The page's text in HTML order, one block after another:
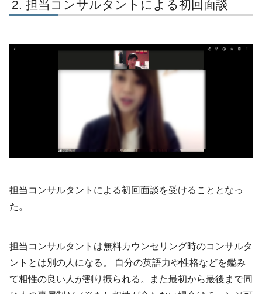
担当コンサルタントによる初回面談
担当コンサルタントによる初回面談を受けることとなっ
た。
担当コンサルタントは無料カウンセリング時のコンサルタ
ントとは別の人になる。 自分の英語力や性格などを鑑み
て相性の良い人が割り振られる。また最初から最後まで同